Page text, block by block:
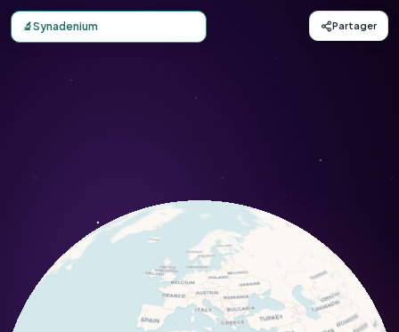
Carte d'observation du Synadenium (Euphorbia
🔬Synadenium Partager